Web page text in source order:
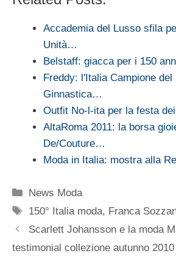
Accademia del Lusso sfila
Unità…
Belstaff: giacca per i 150
Freddy: l'Italia Campione del
Ginnastica…
Outfit No-l-ita per la festa
AltaRoma 2011: la borsa
De/Couture…
Moda in Italia: mostra alla
Categorie
News Moda
Tag
150° Italia moda, Franca
Scarlett Johansson e la moda
testimonial collezione autunno